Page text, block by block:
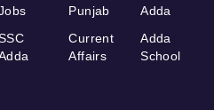
Punjab
Current
Affairs
Adda
Adda
School